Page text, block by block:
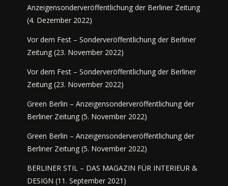
Anzeigensonderveröffentlichung der Berliner Zeitung
(4. Dezember 2022)
Vor dem Fest – Sonderveröffentlichung der Berliner
Zeitung (23. November 2022)
Vor dem Fest – Sonderveröffentlichung der Berliner
Zeitung (23. November 2022)
Green Berlin – Anzeigensonderveröffentlichung der
Berliner Zeitung (5. November 2022)
Green Berlin – Anzeigensonderveröffentlichung der
Berliner Zeitung (5. November 2022)
BERLINER STIL – DAS MAGAZIN FÜR INTERIEUR &
DESIGN (11. September 2021)